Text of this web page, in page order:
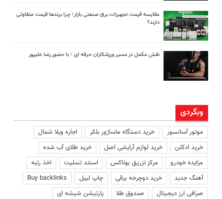
مقایسه قیمت تجهیزات برق صنعتی بازار؛ چرا برندها قیمت متفاوتی
دارند؟
نقش مکمل در مسیر ورزشکاران حرفه ای ؛ با حضور رضا علیپور
وبگردی
موتور آسانسور خرید دستگاه ماساژور بلکر
اجاره ویلا شمال
خرید ادکلن
خرید لوازم آرایشی اصل
خرید طلای آب شده
مزایده خودرو
مرکز تزریق بوتاکس استند تسلیت
اخذ رتبه
آهنگ جدید
خرید دوچرخه برقی چاپ لیبل
Buy backlinks
صرافی ارز دیجیتال
صندوق طلا
پارتیشن شیشه ای